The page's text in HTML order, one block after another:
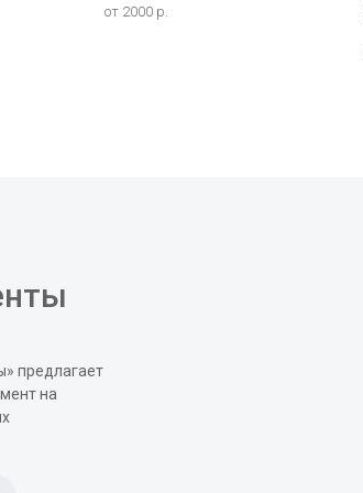
от 2000 р.
предлагает
на